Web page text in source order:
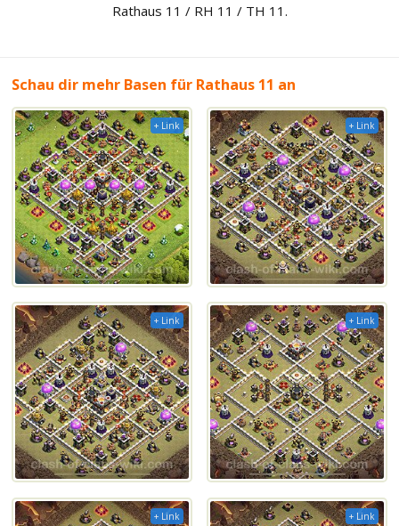
Rathaus 11 / RH 11 / TH 11.
Schau dir mehr Basen für Rathaus 11 an
+ Link + Link
+ Link + Link
+ Link + Link